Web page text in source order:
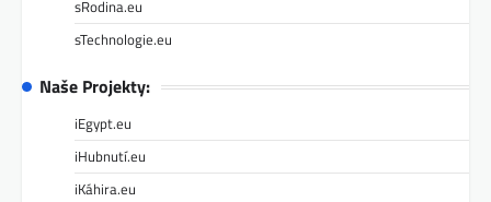
sRodina.eu
sTechnologie.eu
Naše Projekty:
iEgypt.eu
iHubnutí.eu
iKáhira.eu